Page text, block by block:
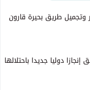
وتجميل طريق بحيرة قارون
دوليا جديدا باحتلالها